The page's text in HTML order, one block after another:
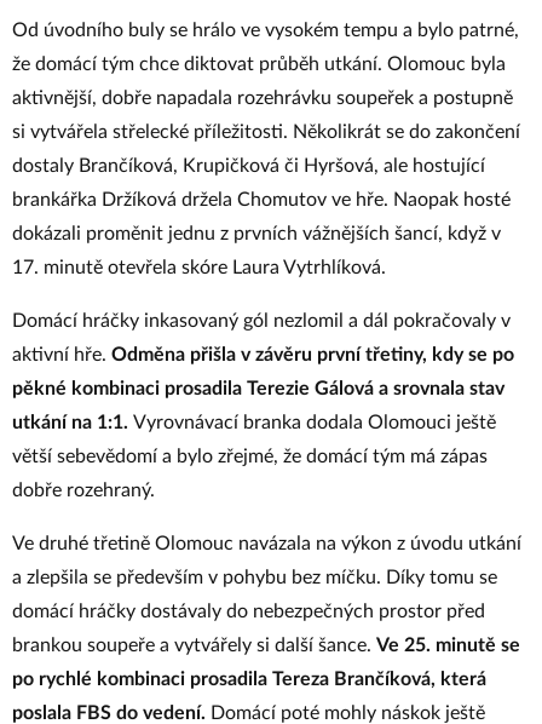
Od úvodního buly se hrálo ve vysokém tempu a bylo patrné,
že domácí tým chce diktovat průběh utkání. Olomouc byla
aktivnější, dobře napadala rozehrávku soupeřek a postupně
si vytvářela střelecké příležitosti. Několikrát se do zakončení
dostaly Brančíková, Krupičková či Hyršová, ale hostující
brankářka Držíková držela Chomutov ve hře. Naopak hosté
dokázali proměnit jednu z prvních vážnějších šancí, když v
17. minutě otevřela skóre Laura Vytrhlíková.
Domácí hráčky inkasovaný gól nezlomil a dál pokračovaly v
aktivní hře. Odměna přišla v závěru první třetiny, kdy se po
pěkné kombinaci prosadila Terezie Gálová a srovnala stav
utkání na 1:1. Vyrovnávací branka dodala Olomouci ještě
větší sebevědomí a bylo zřejmé, že domácí tým má zápas
dobře rozehraný.
Ve druhé třetině Olomouc navázala na výkon z úvodu utkání
a zlepšila se především v pohybu bez míčku. Díky tomu se
domácí hráčky dostávaly do nebezpečných prostor před
brankou soupeře a vytvářely si další šance. Ve 25. minutě se
po rychlé kombinaci prosadila Tereza Brančíková, která
poslala FBS do vedení. Domácí poté mohly náskok ještě